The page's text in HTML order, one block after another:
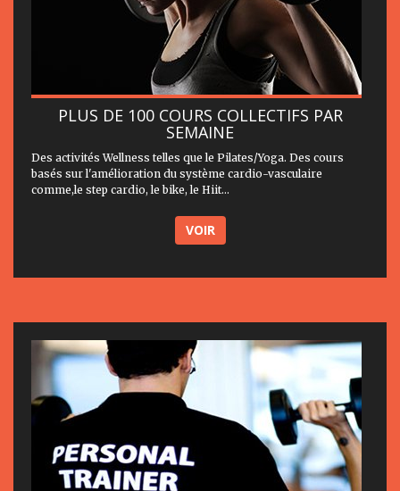
PLUS DE 100 COURS COLLECTIFS PAR
SEMAINE
Des activités Wellness telles que le Pilates/Yoga. Des cours
basés sur l'amélioration du système cardio-vasculaire
comme,le step cardio, le bike, le Hiit...
VOIR